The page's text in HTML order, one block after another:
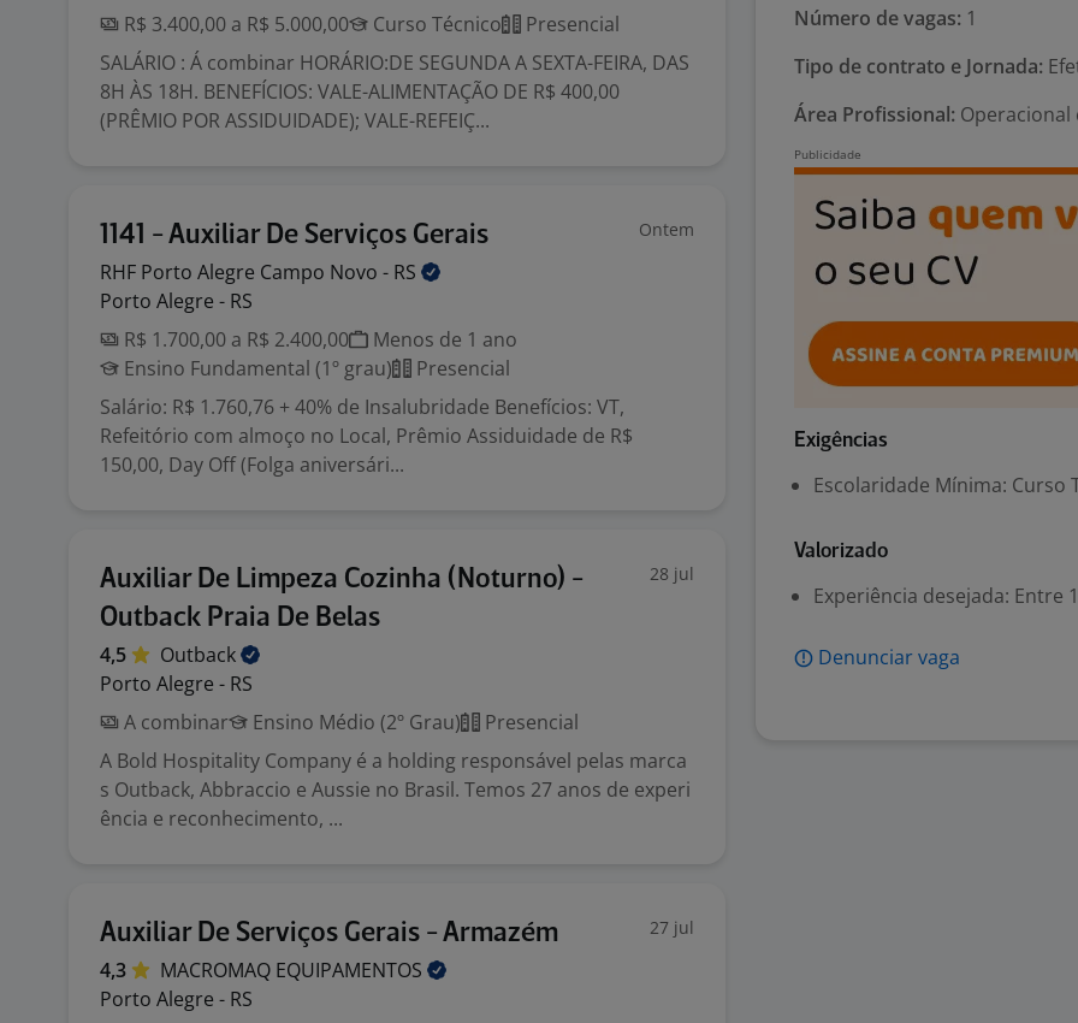
R$ 3.400,00 a R$ 5.000,00
Curso Técnico
Presencial
SALÁRIO : Á combinar HORÁRIO:DE SEGUNDA A SEXTA-FEIRA, DAS
8H ÀS 18H. BENEFÍCIOS: VALE-ALIMENTAÇÃO DE R$ 400,00
(PRÊMIO POR ASSIDUIDADE); VALE-REFEIÇ...
1141 - Auxiliar De Serviços Gerais Ontem
RHF Porto Alegre Campo Novo - RS
Porto Alegre - RS
R$ 1.700,00 a R$ 2.400,00
Menos de 1 ano
Ensino Fundamental (1º grau)
Presencial
Salário: R$ 1.760,76 + 40% de Insalubridade Benefícios: VT,
Refeitório com almoço no Local, Prêmio Assiduidade de R$
150,00, Day Off (Folga aniversári...
Auxiliar De Limpeza Cozinha (Noturno) -
Outback Praia De Belas
28 jul
4,5
Outback
Porto Alegre - RS
A combinar
Ensino Médio (2º Grau)
Presencial
A Bold Hospitality Company é a holding responsável pelas marca
s Outback, Abbraccio e Aussie no Brasil. Temos 27 anos de experi
ência e reconhecimento, ...
Auxiliar De Serviços Gerais - Armazém 27 jul
4,3 MACROMAQ EQUIPAMENTOS
Porto Alegre - RS
Número de vagas: 1
Tipo de contrato e Jornada:
Área Profissional: Operacional
Exigências
Escolaridade Mínima: Curso
Valorizado
Experiência desejada: Entre
Denunciar vaga